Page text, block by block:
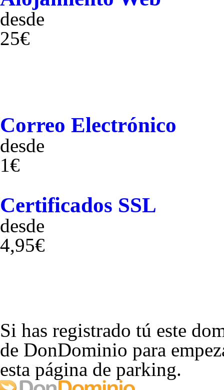
desde
25€
Correo Electrónico
desde
1€
Certificados SSL
desde
4,95€
Si has registrado tú este
de DonDominio para
esta página de parking.